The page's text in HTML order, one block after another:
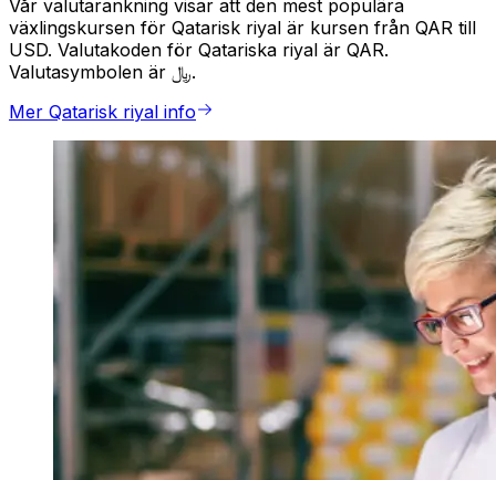
Vår valutarankning visar att den mest populära
växlingskursen för Qatarisk riyal är kursen från QAR till
USD. Valutakoden för Qatariska riyal är QAR.
Valutasymbolen är ﷼.
Mer Qatarisk riyal info